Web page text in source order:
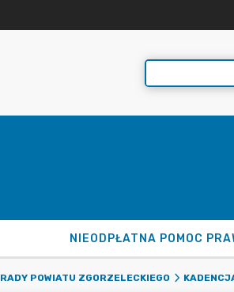
NIEODPŁATNA POMOC
RADY POWIATU ZGORZELECKIEGO